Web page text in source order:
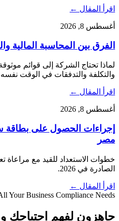
اقرأ المقال ←
أغسطس 8, 2026
الفرق بين المحاسبة المالية
لماذا تحتاج الشركة إلى قوائم
والتكلفة والتدفقات في الوقت
اقرأ المقال ←
أغسطس 8, 2026
إجراءات الحصول على
مصر
خطوات الاستعداد للقيد مع مراعاة
الصادرة في 2026.
اقرأ المقال ←
Your Business Compliance Needs
جاهزون لفهم احتياجك